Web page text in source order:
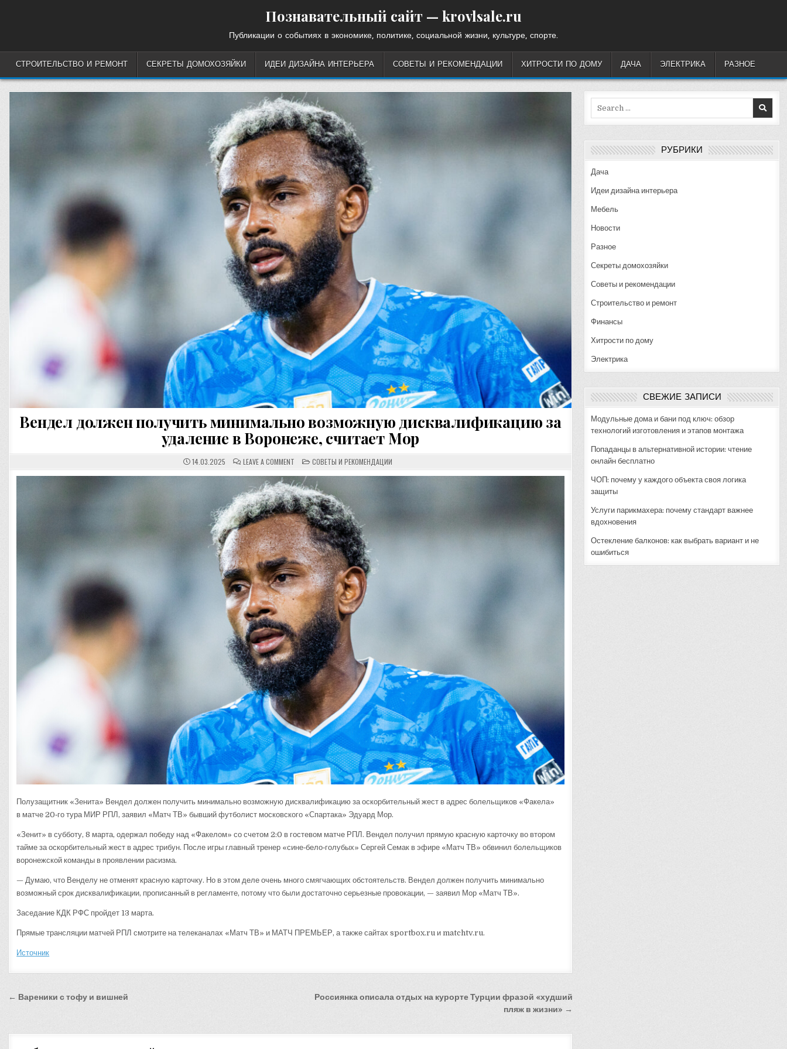
Познавательный сайт — krovlsale.ru
Публикации о событиях в экономике, политике, социальной жизни, культуре, спорте.
СТРОИТЕЛЬСТВО И РЕМОНТ СЕКРЕТЫ ДОМОХОЗЯЙКИ ИДЕИ ДИЗАЙНА ИНТЕРЬЕРА СОВЕТЫ И РЕКОМЕНДАЦИИ ХИТРОСТИ ПО ДОМУ ДАЧА ЭЛЕКТРИКА РАЗНОЕ
Вендел должен получить минимально возможную дисквалификацию за
удаление в Воронеже, считает Мор
14.03.2025 LEAVE A COMMENTON
ВЕНДЕЛ
ДОЛЖЕН
ПОЛУЧИТЬ
МИНИМАЛЬНО
ВОЗМОЖНУЮ
ДИСКВАЛИФИКАЦИЮ
ЗА
УДАЛЕНИЕ
В
ВОРОНЕЖЕ,
СЧИТАЕТ
МОР
POSTED
IN
СОВЕТЫ И РЕКОМЕНДАЦИИ
Полузащитник «Зенита» Вендел должен получить минимально возможную дисквалификацию за оскорбительный жест в адрес болельщиков «Факела»
в матче 20‑го тура МИР РПЛ, заявил «Матч ТВ» бывший футболист московского «Спартака» Эдуард Мор.
«Зенит» в субботу, 8 марта, одержал победу над «Факелом» со счетом 2:0 в гостевом матче РПЛ. Вендел получил прямую красную карточку во втором
тайме за оскорбительный жест в адрес трибун. После игры главный тренер «сине‑бело‑голубых» Сергей Семак в эфире «Матч ТВ» обвинил болельщиков
воронежской команды в проявлении расизма.
— Думаю, что Венделу не отменят красную карточку. Но в этом деле очень много смягчающих обстоятельств. Вендел должен получить минимально
возможный срок дисквалификации, прописанный в регламенте, потому что были достаточно серьезные провокации, — заявил Мор «Матч ТВ».
Заседание КДК РФС пройдет 13 марта.
Прямые трансляции матчей РПЛ смотрите на телеканалах «Матч ТВ» и МАТЧ ПРЕМЬЕР, а также сайтах sportbox.ru и matchtv.ru.
Источник
Навигация
записям
Россиянка описала отдых на курорте Турции фразой «худший
пляж в жизни» →
← Вареники с тофу и вишней
РУБРИКИ
Дача
Идеи дизайна интерьера
Мебель
Новости
Разное
Секреты домохозяйки
Советы и рекомендации
Строительство и ремонт
Финансы
Хитрости по дому
Электрика
СВЕЖИЕ ЗАПИСИ
Модульные дома и бани под ключ: обзор
технологий изготовления и этапов монтажа
Попаданцы в альтернативной истории: чтение
онлайн бесплатно
ЧОП: почему у каждого объекта своя логика
защиты
Услуги парикмахера: почему стандарт важнее
вдохновения
Остекление балконов: как выбрать вариант и не
ошибиться